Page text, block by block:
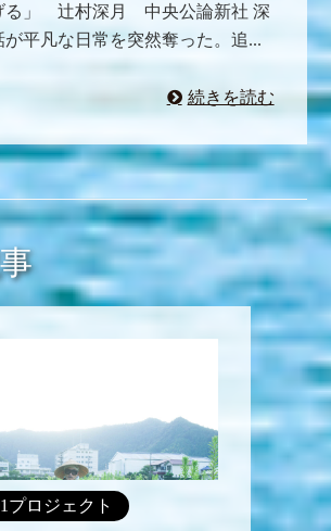
る」 辻村深月 中央公論新社 深
平凡な日常を突然奪った。追...
続きを読む
プロジェクト